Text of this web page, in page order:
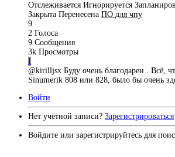
Отслеживается Игнорируется
Закрыта Перенесена ПO для чпу
9
2 Голоса
9 Сообщения
3k Просмотры
I
@kirilljsx Буду очень благодарен . Всё,
Sinumerik 808 или 828, было бы очень
Войти
Нет учётной записи? Зарегистрироваться
Войдите или зарегистрируйтесь для